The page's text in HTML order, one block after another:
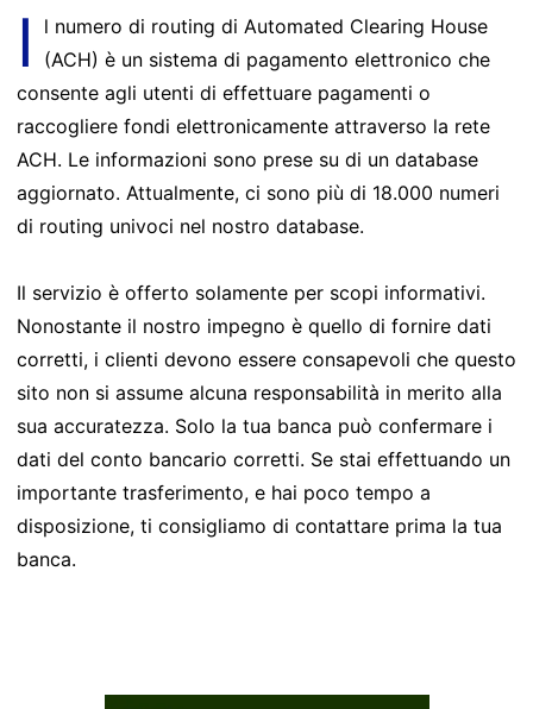
I
l numero di routing di Automated Clearing House
(ACH) è un sistema di pagamento elettronico che
consente agli utenti di effettuare pagamenti o
raccogliere fondi elettronicamente attraverso la rete
ACH. Le informazioni sono prese su di un database
aggiornato. Attualmente, ci sono più di 18.000 numeri
di routing univoci nel nostro database.
Il servizio è offerto solamente per scopi informativi.
Nonostante il nostro impegno è quello di fornire dati
corretti, i clienti devono essere consapevoli che questo
sito non si assume alcuna responsabilità in merito alla
sua accuratezza. Solo la tua banca può confermare i
dati del conto bancario corretti. Se stai effettuando un
importante trasferimento, e hai poco tempo a
disposizione, ti consigliamo di contattare prima la tua
banca.